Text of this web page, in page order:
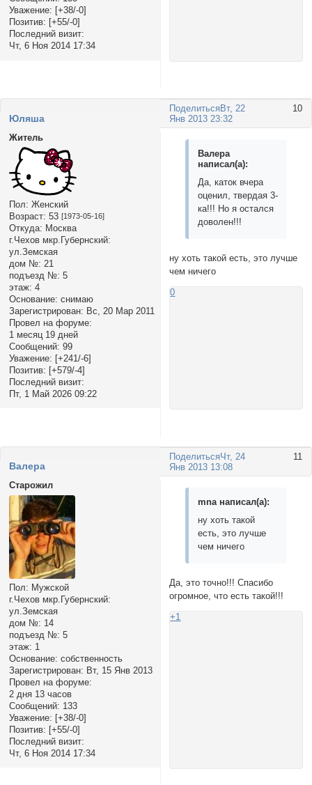
Уважение: [+38/-0]
Позитив: [+55/-0]
Последний визит:
Чт, 6 Ноя 2014 17:34
Поделиться 10
Вт, 22
Янв 2013 23:32
Юляша
Житель
Пол: Женский
Возраст: 53 [1973-05-16]
Откуда: Москва
г.Чехов мкр.Губернский:
ул.Земская
дом №: 21
подъезд №: 5
этаж: 4
Основание: снимаю
Зарегистрирован: Вс, 20 Мар 2011
Провел на форуме:
1 месяц 19 дней
Сообщений: 99
Уважение: [+241/-6]
Позитив: [+579/-4]
Последний визит:
Пт, 1 Май 2026 09:22
Валера
написал(а):
Да, каток вчера
оценил, твердая 3-
ка!!! Но я остался
доволен!!!
ну хоть такой есть, это лучше
чем ничего
0
Поделиться 11
Чт, 24
Янв 2013 13:08
Валера
Старожил
Пол: Мужской
г.Чехов мкр.Губернский:
ул.Земская
дом №: 14
подъезд №: 5
этаж: 1
Основание: собственность
Зарегистрирован: Вт, 15 Янв 2013
Провел на форуме:
2 дня 13 часов
Сообщений: 133
Уважение: [+38/-0]
Позитив: [+55/-0]
Последний визит:
Чт, 6 Ноя 2014 17:34
mnа написал(а):
ну хоть такой
есть, это лучше
чем ничего
Да, это точно!!! Спасибо
огромное, что есть такой!!!
+1